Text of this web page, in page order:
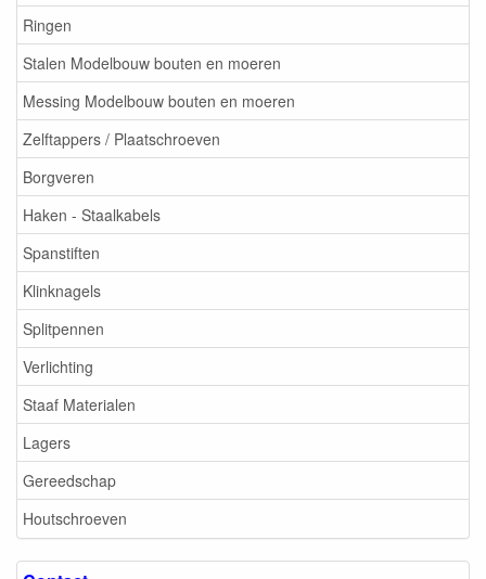
Ringen
Stalen Modelbouw bouten en moeren
Messing Modelbouw bouten en moeren
Zelftappers / Plaatschroeven
Borgveren
Haken - Staalkabels
Spanstiften
Klinknagels
Splitpennen
Verlichting
Staaf Materialen
Lagers
Gereedschap
Houtschroeven